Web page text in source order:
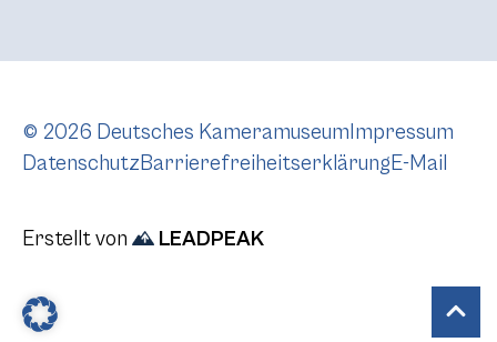
© 2026 Deutsches Kameramuseum Impressum
DatenschutzBarrierefreiheitserklärungE-Mail
Erstellt von LEADPEAK